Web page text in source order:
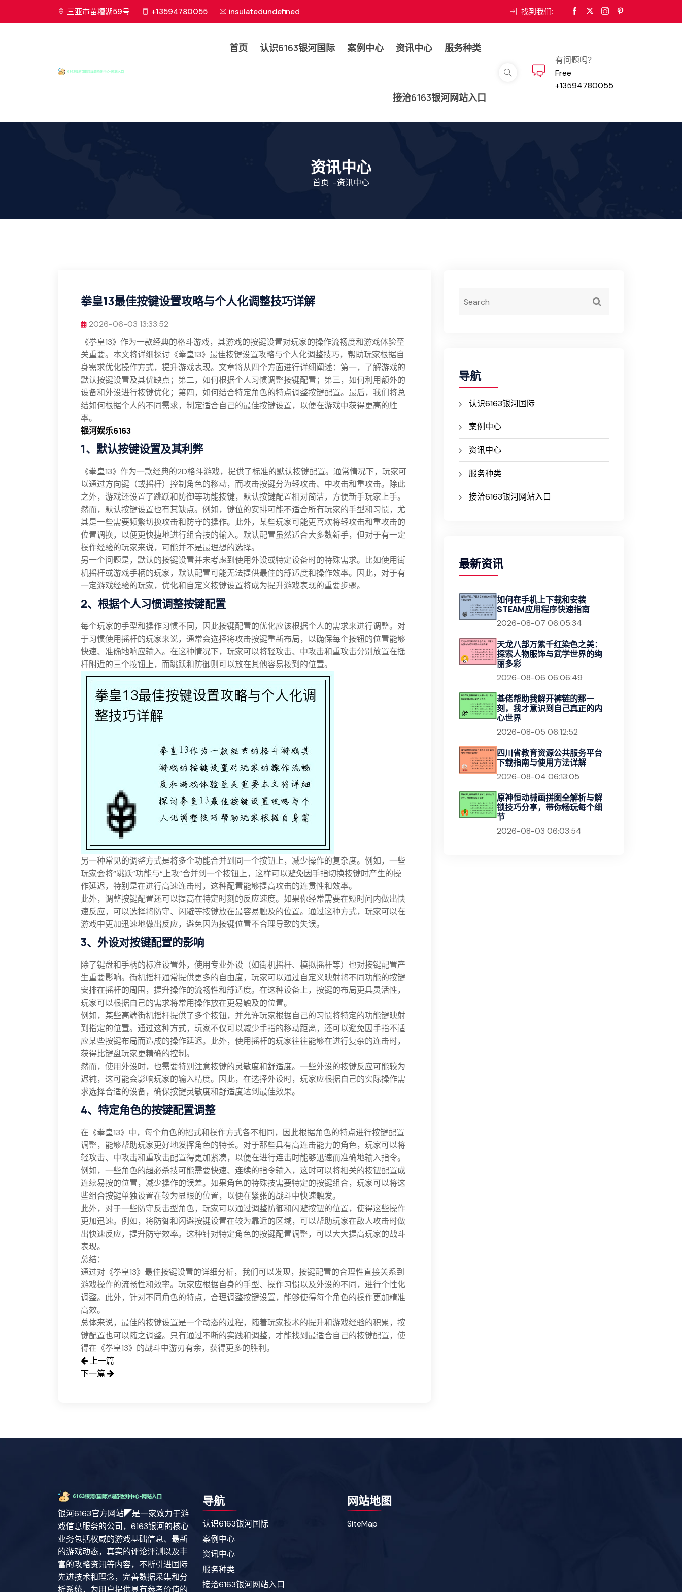
三亚市苗糟湖59号 +13594780055 insulatedundefined 找到我们:
首页 认识6163银河国际 案例中心 资讯中心 服务种类
接洽6163银河网站入口
有问题吗？
Free
+13594780055
资讯中心
首页 -资讯中心
拳皇13最佳按键设置攻略与个人化调整技巧详解
2026-06-03 13:33:52
《拳皇13》作为一款经典的格斗游戏，其游戏的按键设置对玩家的操作流畅度和游戏体验至
关重要。本文将详细探讨《拳皇13》最佳按键设置攻略与个人化调整技巧，帮助玩家根据自
身需求优化操作方式，提升游戏表现。文章将从四个方面进行详细阐述：第一，了解游戏的
默认按键设置及其优缺点；第二，如何根据个人习惯调整按键配置；第三，如何利用额外的
设备和外设进行按键优化；第四，如何结合特定角色的特点调整按键配置。最后，我们将总
结如何根据个人的不同需求，制定适合自己的最佳按键设置，以便在游戏中获得更高的胜
率。
银河娱乐6163
1、默认按键设置及其利弊
《拳皇13》作为一款经典的2D格斗游戏，提供了标准的默认按键配置。通常情况下，玩家可
以通过方向键（或摇杆）控制角色的移动，而攻击按键分为轻攻击、中攻击和重攻击。除此
之外，游戏还设置了跳跃和防御等功能按键，默认按键配置相对简洁，方便新手玩家上手。
然而，默认按键设置也有其缺点。例如，键位的安排可能不适合所有玩家的手型和习惯，尤
其是一些需要频繁切换攻击和防守的操作。此外，某些玩家可能更喜欢将轻攻击和重攻击的
位置调换，以便更快捷地进行组合技的输入。默认配置虽然适合大多数新手，但对于有一定
操作经验的玩家来说，可能并不是最理想的选择。
另一个问题是，默认的按键设置并未考虑到使用外设或特定设备时的特殊需求。比如使用街
机摇杆或游戏手柄的玩家，默认配置可能无法提供最佳的舒适度和操作效率。因此，对于有
一定游戏经验的玩家，优化和自定义按键设置将成为提升游戏表现的重要步骤。
2、根据个人习惯调整按键配置
每个玩家的手型和操作习惯不同，因此按键配置的优化应该根据个人的需求来进行调整。对
于习惯使用摇杆的玩家来说，通常会选择将攻击按键重新布局，以确保每个按钮的位置能够
快速、准确地响应输入。在这种情况下，玩家可以将轻攻击、中攻击和重攻击分别放置在摇
杆附近的三个按钮上，而跳跃和防御则可以放在其他容易按到的位置。
另一种常见的调整方式是将多个功能合并到同一个按钮上，减少操作的复杂度。例如，一些
玩家会将“跳跃”功能与“上攻”合并到一个按钮上，这样可以避免因手指切换按键时产生的操
作延迟，特别是在进行高速连击时，这种配置能够提高攻击的连贯性和效率。
此外，调整按键配置还可以提高在特定时刻的反应速度。如果你经常需要在短时间内做出快
速反应，可以选择将防守、闪避等按键放在最容易触及的位置。通过这种方式，玩家可以在
游戏中更加迅速地做出反应，避免因为按键位置不合理导致的失误。
3、外设对按键配置的影响
除了键盘和手柄的标准设置外，使用专业外设（如街机摇杆、模拟摇杆等）也对按键配置产
生重要影响。街机摇杆通常提供更多的自由度，玩家可以通过自定义映射将不同功能的按键
安排在摇杆的周围，提升操作的流畅性和舒适度。在这种设备上，按键的布局更具灵活性，
玩家可以根据自己的需求将常用操作放在更易触及的位置。
例如，某些高端街机摇杆提供了多个按钮，并允许玩家根据自己的习惯将特定的功能键映射
到指定的位置。通过这种方式，玩家不仅可以减少手指的移动距离，还可以避免因手指不适
应某些按键布局而造成的操作延迟。此外，使用摇杆的玩家往往能够在进行复杂的连击时，
获得比键盘玩家更精确的控制。
然而，使用外设时，也需要特别注意按键的灵敏度和舒适度。一些外设的按键反应可能较为
迟钝，这可能会影响玩家的输入精度。因此，在选择外设时，玩家应根据自己的实际操作需
求选择合适的设备，确保按键灵敏度和舒适度达到最佳效果。
4、特定角色的按键配置调整
在《拳皇13》中，每个角色的招式和操作方式各不相同，因此根据角色的特点进行按键配置
调整，能够帮助玩家更好地发挥角色的特长。对于那些具有高连击能力的角色，玩家可以将
轻攻击、中攻击和重攻击配置得更加紧凑，以便在进行连击时能够迅速而准确地输入指令。
例如，一些角色的超必杀技可能需要快速、连续的指令输入，这时可以将相关的按钮配置成
连续易按的位置，减少操作的误差。如果角色的特殊技需要特定的按键组合，玩家可以将这
些组合按键单独设置在较为显眼的位置，以便在紧张的战斗中快速触发。
此外，对于一些防守反击型角色，玩家可以通过调整防御和闪避按钮的位置，使得这些操作
更加迅速。例如，将防御和闪避按键设置在较为靠近的区域，可以帮助玩家在敌人攻击时做
出快速反应，提升防守效率。这种针对特定角色的按键配置调整，可以大大提高玩家的战斗
表现。
总结：
通过对《拳皇13》最佳按键设置的详细分析，我们可以发现，按键配置的合理性直接关系到
游戏操作的流畅性和效率。玩家应根据自身的手型、操作习惯以及外设的不同，进行个性化
调整。此外，针对不同角色的特点，合理调整按键设置，能够使得每个角色的操作更加精准
高效。
总体来说，最佳的按键设置是一个动态的过程，随着玩家技术的提升和游戏经验的积累，按
键配置也可以随之调整。只有通过不断的实践和调整，才能找到最适合自己的按键配置，使
得在《拳皇13》的战斗中游刃有余，获得更多的胜利。
上一篇
下一篇
导航
认识6163银河国际
案例中心
资讯中心
服务种类
接洽6163银河网站入口
最新资讯
如何在手机上下载和安装
STEAM应用程序快速指南
2026-08-07 06:05:34
天龙八部万紫千红染色之美：
探索人物服饰与武学世界的绚
丽多彩
2026-08-06 06:06:49
基佬帮助我解开裤链的那一
刻，我才意识到自己真正的内
心世界
2026-08-05 06:12:52
四川省教育资源公共服务平台
下载指南与使用方法详解
2026-08-04 06:13:05
原神恒动械画拼图全解析与解
锁技巧分享，带你畅玩每个细
节
2026-08-03 06:03:54
银河6163官方网站◤是一家致力于游
戏信息服务的公司，6163银河的核心
业务包括权威的游戏基础信息、最新
的游戏动态，真实的评论评测以及丰
富的攻略资讯等内容，不断引进国际
先进技术和理念，完善数据采集和分
析系统，为用户提供具有参考价值的
导航
认识6163银河国际
案例中心
资讯中心
服务种类
接洽6163银河网站入口
网站地图
SiteMap